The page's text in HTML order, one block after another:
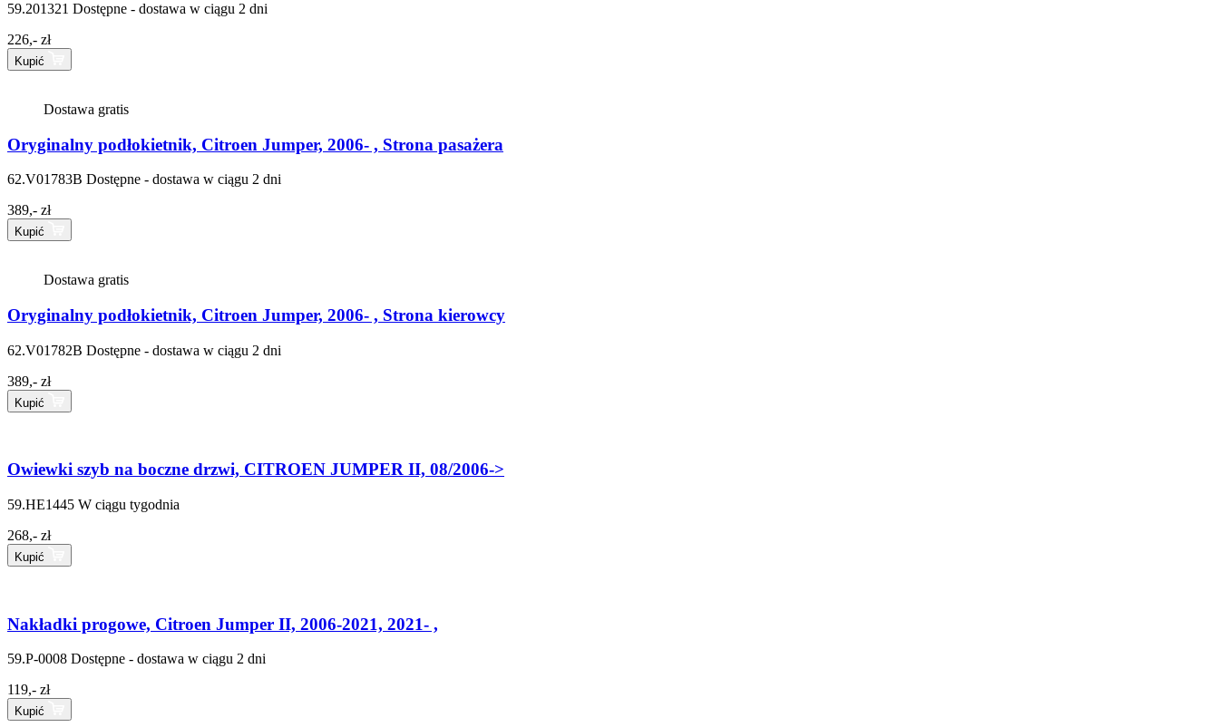
59.201321 Dostępne - dostawa w ciągu 2 dni
226,- zł
Kupić
Dostawa gratis
Oryginalny podłokietnik, Citroen Jumper, 2006- , Strona pasażera
62.V01783B Dostępne - dostawa w ciągu 2 dni
389,- zł
Kupić
Dostawa gratis
Oryginalny podłokietnik, Citroen Jumper, 2006- , Strona kierowcy
62.V01782B Dostępne - dostawa w ciągu 2 dni
389,- zł
Kupić
Owiewki szyb na boczne drzwi, CITROEN JUMPER II, 08/2006->
59.HE1445 W ciągu tygodnia
268,- zł
Kupić
Nakładki progowe, Citroen Jumper II, 2006-2021, 2021- ,
59.P-0008 Dostępne - dostawa w ciągu 2 dni
119,- zł
Kupić